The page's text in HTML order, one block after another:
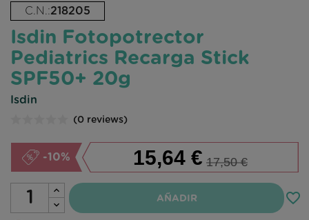
C.N.:218205
Isdin Fotopotrector
Pediatrics Recarga Stick
SPF50+ 20g
Isdin
(0 reviews)
-10% 15,64 € 17,50 €
AÑADIR
favorite_border